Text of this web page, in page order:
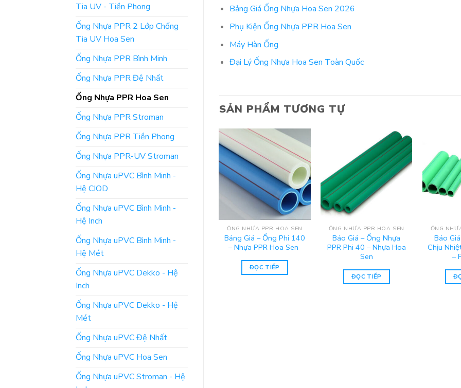
Tia UV - Tiền Phong
Ống Nhựa PPR 2 Lớp Chống
Tia UV Hoa Sen
Ống Nhựa PPR Bình Minh
Ống Nhựa PPR Đệ Nhất
Ống Nhựa PPR Hoa Sen
Ống Nhựa PPR Stroman
Ống Nhựa PPR Tiền Phong
Ống Nhựa PPR-UV Stroman
Ống Nhựa uPVC Bình Minh -
Hệ CIOD
Ống Nhựa uPVC Bình Minh -
Hệ Inch
Ống Nhựa uPVC Bình Minh -
Hệ Mét
Ống Nhựa uPVC Dekko - Hệ
Inch
Ống Nhựa uPVC Dekko - Hệ
Mét
Ống Nhựa uPVC Đệ Nhất
Ống Nhựa uPVC Hoa Sen
Ống Nhựa uPVC Stroman - Hệ
Bảng Giá Ống Nhựa Hoa Sen 2026
Phụ Kiện Ống Nhựa PPR Hoa Sen
Máy Hàn Ống
Đại Lý Ống Nhựa Hoa Sen Toàn Quốc
SẢN PHẨM TƯƠNG TỰ
ỐNG NHỰA PPR HOA SEN
Bảng Giá – Ống Phi 140
– Nhựa PPR Hoa Sen
ĐỌC TIẾP
ỐNG NHỰA PPR HOA SEN
Báo Giá – Ống Nhựa
PPR Phi 40 – Nhựa Hoa
Sen
ĐỌC TIẾP
ỐNG
Báo
Chịu
–
Bảng Giá – Ống Nhựa
PPR Hoa Sen – Phi 63
Đơn Giá – Ống Phi 50 –
ĐỌC TIẾP